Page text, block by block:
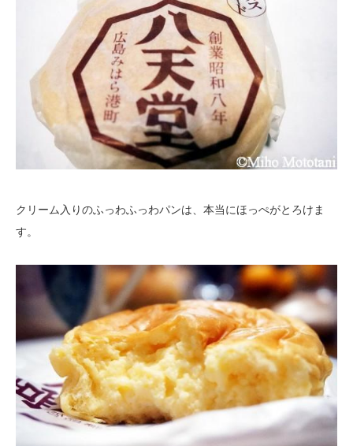
クリーム入りのふっわふっわパンは、本当にほっぺがとろけま
す。